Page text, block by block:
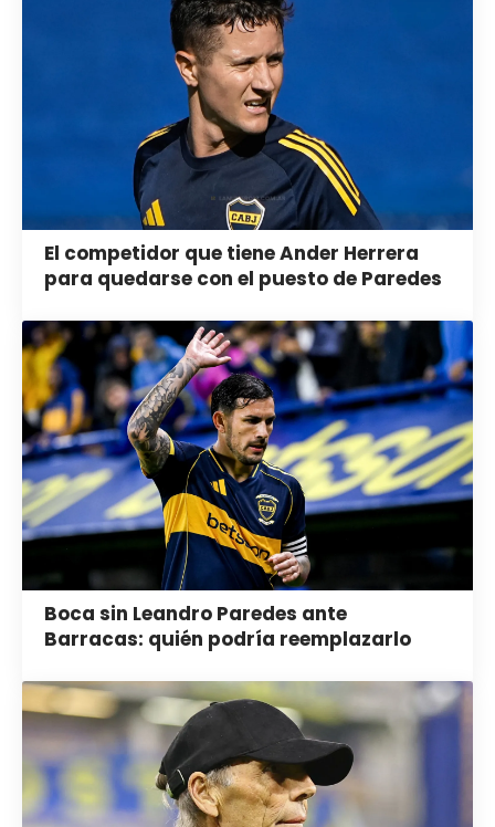
El competidor que tiene Ander Herrera
para quedarse con el puesto de Paredes
Boca sin Leandro Paredes ante
Barracas: quién podría reemplazarlo